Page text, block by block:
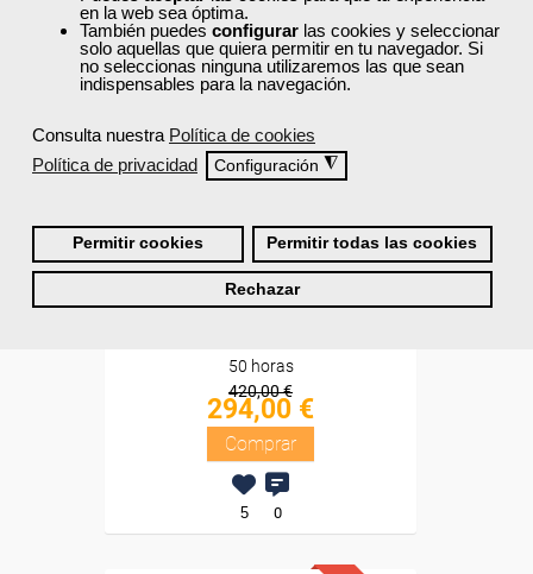
en la web sea óptima.
También puedes configurar las cookies y seleccionar
solo aquellas que quiera permitir en tu navegador. Si
no seleccionas ninguna utilizaremos las que sean
indispensables para la navegación.
Consulta nuestra Política de cookies
Política de privacidad
Configuración ◮
Permitir cookies Permitir todas las cookies
Rechazar
Sin requisitos de acceso
Diploma
Pack My Ardor English - 1
nivel
50 horas
420,00 €
294,00 €
Comprar
5 0